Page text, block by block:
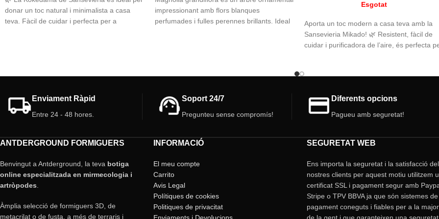
donar un toc natural i minimalista a casa
teva. Fàcil de cuidar i perfecta per a
variacions.
impressionant amb flors blanques
perfumades i fulles perennes brillants. Ideal
Esgotat
Aporta un toc modern a casa teva amb la
Sansevieria Mikado! 🌿 Resistent, fàcil de
cuidar i purificadora de l’aire, és perfecta
estil decoratiu.
Enviament Ràpid
Entre 24 - 48 hores.
Soport 24/7
Pregunteu sense compromís!
Diferents opcions
Pagueu amb seguretat!
ANTDERGROUND FORMIGUERS
Benvingut a Antderground, la teva botiga
online especialitzada en mirmecologia i
artròpodes
Àmplia selecció de formiguers 3D, de
metacrilat o de fusta, a més de terraris i
INFORMACIÓ
El meu compte
Carrito
Avis Legal
Polítiques de cookies
Politiques de privacitat
SEGURETAT WEB
Ens importa la seguretat i la satisfacció
nostres clients per aquest motiu utilitzem
certificat SSL i pagament segur amb
Stripe o TPV BBVA ja que són sistemes de
pagament coneguts i fiables per a la